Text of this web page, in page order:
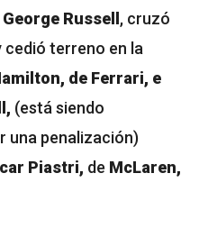
George Russell , cruzó
cedió terreno en la
de Ferrari, e
(está siendo
una penalización)
Piastri, de McLaren,